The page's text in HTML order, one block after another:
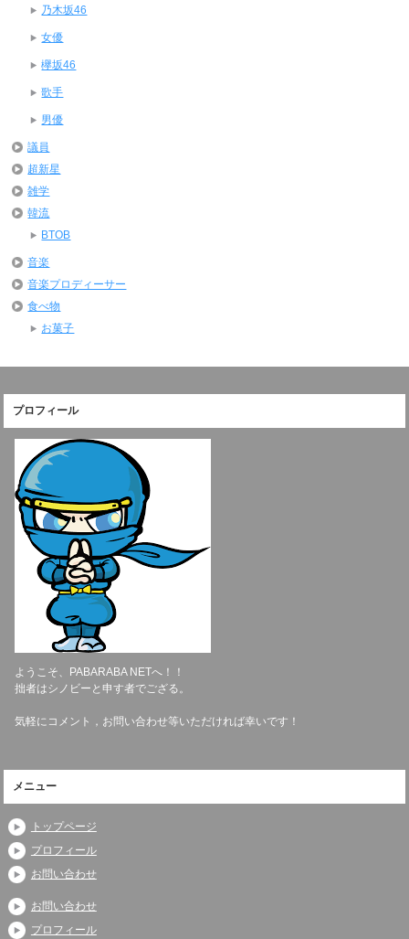
乃木坂46
女優
欅坂46
歌手
男優
議員
超新星
雑学
韓流
BTOB
音楽
音楽プロディーサー
食べ物
お菓子
プロフィール
ようこそ、PABARABA NETへ！！
拙者はシノビーと申す者でござる。
気軽にコメント，お問い合わせ等いただければ幸いです！
メニュー
トップページ
プロフィール
お問い合わせ
お問い合わせ
プロフィール